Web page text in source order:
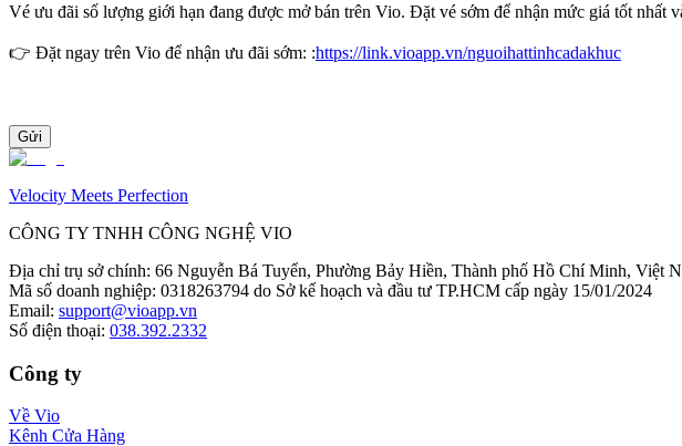
Vé ưu đãi số lượng giới hạn đang được mở bán trên Vio. Đặt vé sớm để nhận mức giá tốt nhất
👉 Đặt ngay trên Vio để nhận ưu đãi sớm: :https://link.vioapp.vn/nguoihattinhcadakhuc
Gửi
Velocity Meets Perfection
CÔNG TY TNHH CÔNG NGHỆ VIO
Địa chỉ trụ sở chính: 66 Nguyễn Bá Tuyển, Phường Bảy Hiền, Thành phố Hồ Chí Minh, Việt
Mã số doanh nghiệp: 0318263794 do Sở kế hoạch và đầu tư TP.HCM cấp ngày 15/01/2024
Email: support@vioapp.vn
Số điện thoại: 038.392.2332
Công ty
Về Vio
Kênh Cửa Hàng